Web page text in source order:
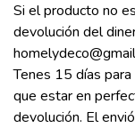
Si el producto no
devolución del
Tenes 15 días
que estar en
devolución. El